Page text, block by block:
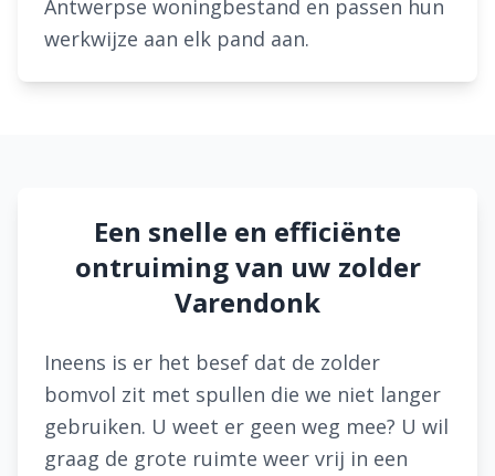
Antwerpse woningbestand en passen hun
werkwijze aan elk pand aan.
Een snelle en efficiënte
ontruiming van uw zolder
Varendonk
Ineens is er het besef dat de zolder
bomvol zit met spullen die we niet langer
gebruiken. U weet er geen weg mee? U wil
graag de grote ruimte weer vrij in een